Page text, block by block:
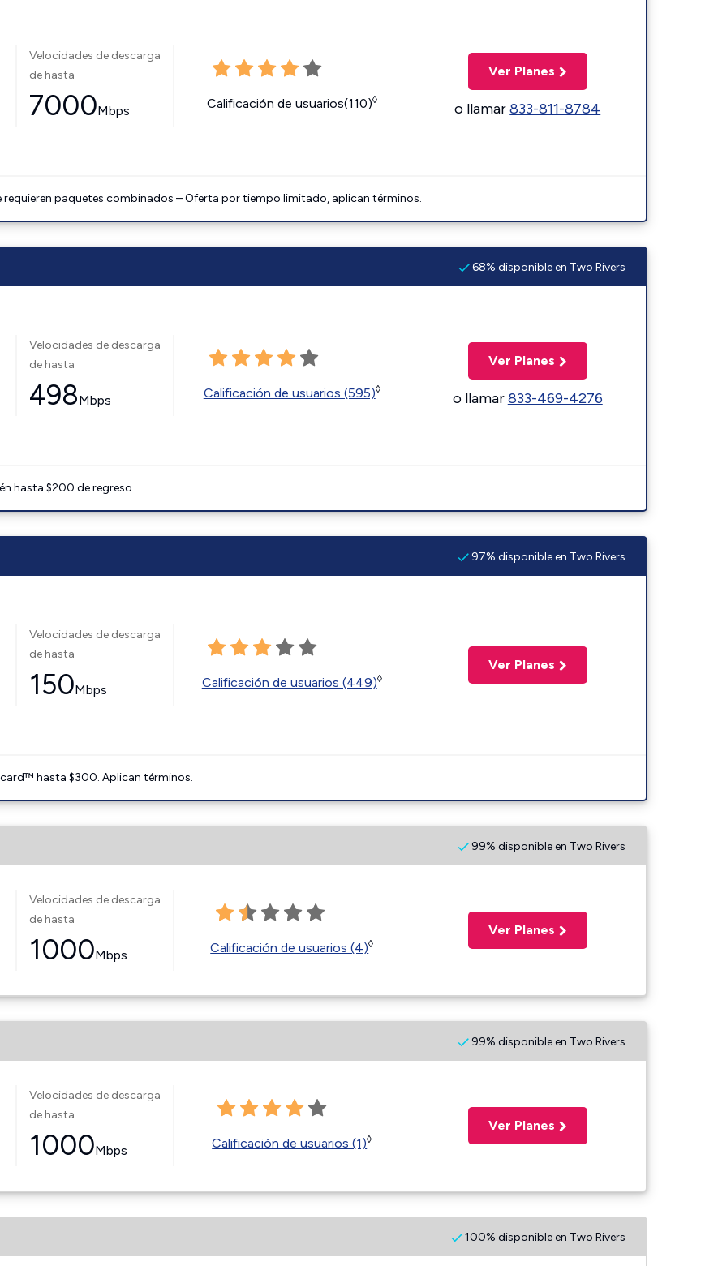
Velocidades de descarga
de hasta
7000Mbps Calificación de usuarios(110)◊
Ver Planes
o llamar833-811-8784
requieren paquetes combinados – Oferta por tiempo limitado, aplican términos.
68% disponible en Two Rivers
Velocidades de descarga
de hasta
498Mbps Calificación de usuarios (595)◊
Ver Planes
o llamar833-469-4276
hasta $200 de regreso.
97% disponible en Two Rivers
Velocidades de descarga
de hasta
150Mbps Calificación de usuarios (449)◊
Ver Planes
hasta $300. Aplican términos.
99% disponible en Two Rivers
Velocidades de descarga
de hasta
1000Mbps Calificación de usuarios (4)◊
Ver Planes
99% disponible en Two Rivers
Velocidades de descarga
de hasta
1000Mbps Calificación de usuarios (1)◊
Ver Planes
100% disponible en Two Rivers